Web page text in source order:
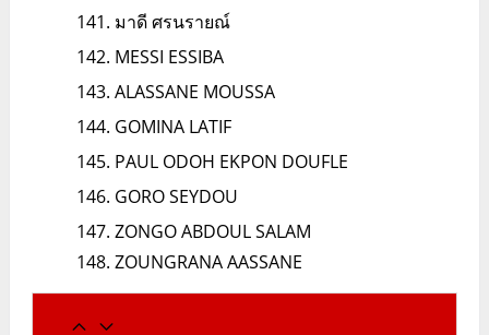
มาดี ศรนรายณ์
MESSI ESSIBA
ALASSANE MOUSSA
GOMINA LATIF
PAUL ODOH EKPON DOUFLE
GORO SEYDOU
ZONGO ABDOUL SALAM
ZOUNGRANA AASSANE